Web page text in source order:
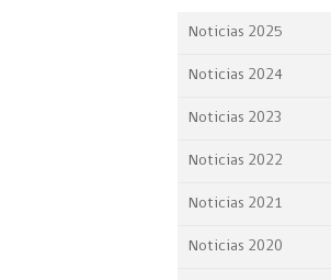
Noticias 2025
Noticias 2024
Noticias 2023
Noticias 2022
Noticias 2021
Noticias 2020